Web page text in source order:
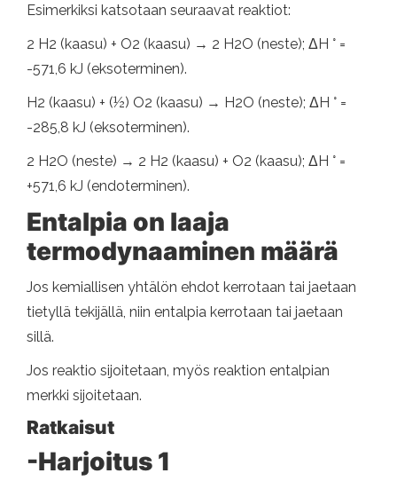
Esimerkiksi katsotaan seuraavat reaktiot:
2 H2 (kaasu) + O2 (kaasu) → 2 H2O (neste); ΔH ° =
-571,6 kJ (eksoterminen).
H2 (kaasu) + (½) O2 (kaasu) → H2O (neste); ΔH ° =
-285,8 kJ (eksoterminen).
2 H2O (neste) → 2 H2 (kaasu) + O2 (kaasu); ΔH ° =
+571,6 kJ (endoterminen).
Entalpia on laaja
termodynaaminen määrä
Jos kemiallisen yhtälön ehdot kerrotaan tai jaetaan
tietyllä tekijällä, niin entalpia kerrotaan tai jaetaan
sillä.
Jos reaktio sijoitetaan, myös reaktion entalpian
merkki sijoitetaan.
Ratkaisut
-Harjoitus 1